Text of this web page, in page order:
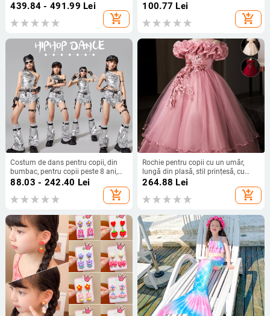
clasa întâi (primăvară, toamnă,
439.84 - 491.99 Lei
add_shopping_cart
poliester pentru antrenament
100.77 Lei
add_shopping_cart
Costum de dans pentru copii, din
bumbac, pentru copii peste 8 ani,
toamnă 2025, stil modern și cool.
88.03 - 242.40 Lei
add_shopping_cart
Rochie pentru copii cu un umăr,
lungă din plasă, stil prințesă, cu
pliuri (pol iester; căptușeală:
bumbac; pentru 8+ ani; ideală
pentru nunți, zile de naștere)
264.88 Lei
add_shopping_cart